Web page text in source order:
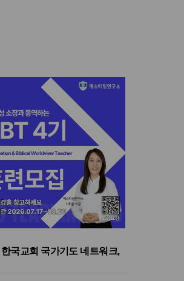
한기연 “전쟁을 부르는 정책을
중단하라”
정신건강 치료 인프라 부족…
중증 입원·재활 확충 과제
선교의 현장
한국교회 국가기도 네트워크,